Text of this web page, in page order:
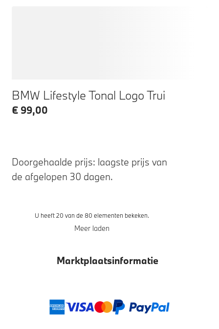
BMW Lifestyle Tonal Logo Trui
€ 99,00
Doorgehaalde prijs: laagste prijs van
de afgelopen 30 dagen.
U heeft 20 van de 80 elementen bekeken.
Meer laden
Marktplaatsinformatie
Betaalmethoden